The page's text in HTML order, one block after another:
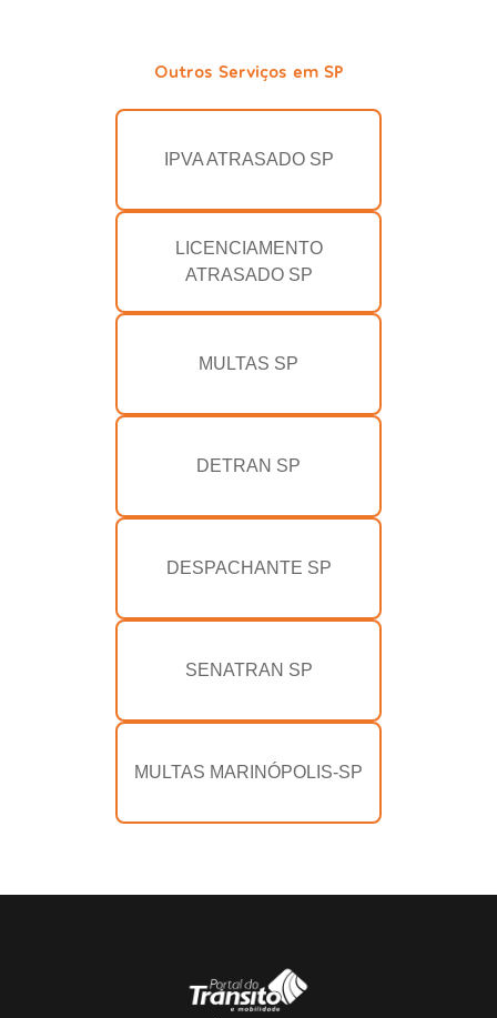
Outros Serviços em SP
IPVA ATRASADO SP
LICENCIAMENTO
ATRASADO SP
MULTAS SP
DETRAN SP
DESPACHANTE SP
SENATRAN SP
MULTAS MARINÓPOLIS-SP